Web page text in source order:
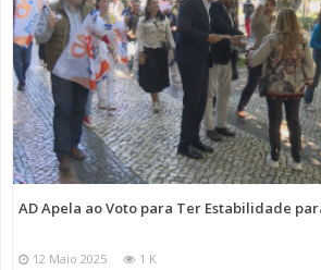
AD Apela ao Voto para Ter Estabilidade
12 Maio 2025 1 K